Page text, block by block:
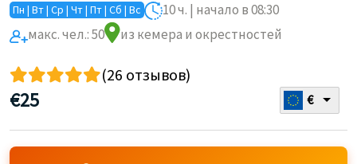
Пн | Вт | Ср | Чт | Пт | Сб | Вс
10 ч. | начало в 08:30
макс. чел.: 50
из кемера и окрестностей
(26 отзывов)
€25 €